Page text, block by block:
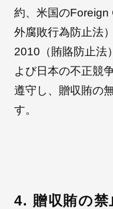
約、米国のForeign
外腐敗行為防止法
2010（賄賂防止法
よび日本の不正競
遵守し、贈収賄の
す。
4. 贈収賄の禁